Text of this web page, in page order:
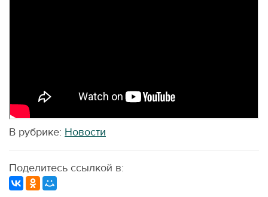
В рубрике: Новости
Поделитесь ссылкой в: